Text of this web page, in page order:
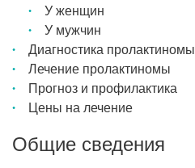
У женщин
У мужчин
Диагностика пролактиномы
Лечение пролактиномы
Прогноз и профилактика
Цены на лечение
Общие сведения